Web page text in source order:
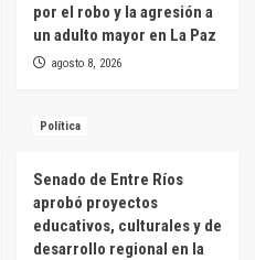
por el robo y la agresión a
un adulto mayor en La Paz
agosto 8, 2026
Política
Senado de Entre Ríos
aprobó proyectos
educativos, culturales y de
desarrollo regional en la